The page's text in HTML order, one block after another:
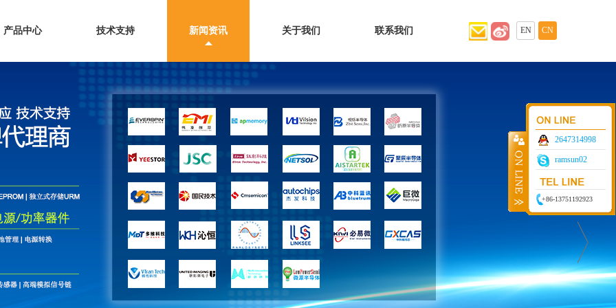
产品中心 技术支持 新闻资讯 关于我们 联系我们 EN CN
2647314998
ramsun02
+86-13751192923